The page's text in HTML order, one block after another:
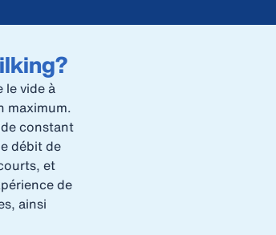
le vide à
maximum.
constant
débit de
et
de
ainsi